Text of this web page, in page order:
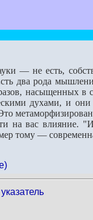
— не есть,
два рода
насыщенных
духами, и
на вас
тому —